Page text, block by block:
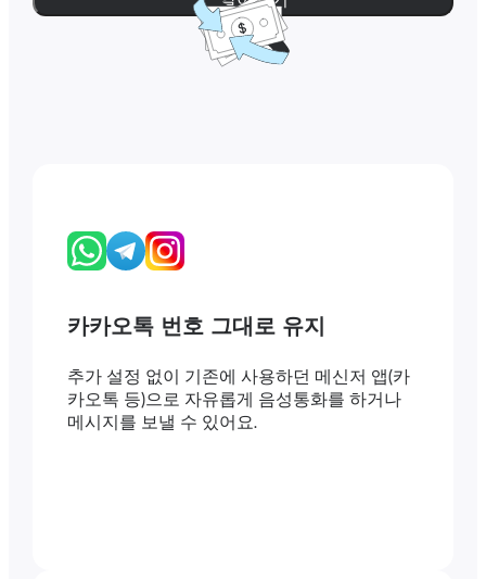
카카오톡 번호 그대로 유지
추가 설정 없이 기존에 사용하던 메신저 앱(카
카오톡 등)으로 자유롭게 음성통화를 하거나
메시지를 보낼 수 있어요.